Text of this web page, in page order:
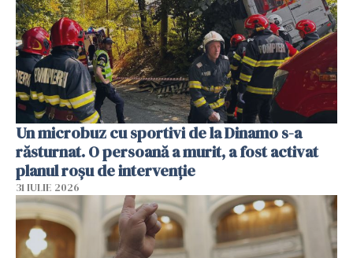
Un microbuz cu sportivi de la Dinamo s-a
răsturnat. O persoană a murit, a fost activat
planul roșu de intervenție
31 IULIE 2026